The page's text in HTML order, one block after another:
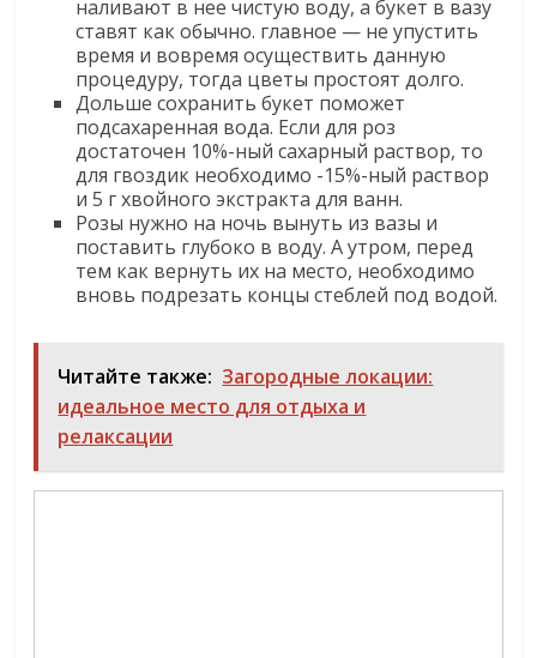
наливают в нее чистую воду, а букет в вазу
ставят как обычно. главное — не упустить
время и вовремя осуществить данную
процедуру, тогда цветы простоят долго.
Дольше сохранить букет поможет
подсахаренная вода. Если для роз
достаточен 10%-ный сахарный раствор, то
для гвоздик необходимо -15%-ный раствор
и 5 г хвойного экстракта для ванн.
Розы нужно на ночь вынуть из вазы и
поставить глубоко в воду. А утром, перед
тем как вернуть их на место, необходимо
вновь подрезать концы стеблей под водой.
Читайте также: Загородные локации:
идеальное место для отдыха и
релаксации